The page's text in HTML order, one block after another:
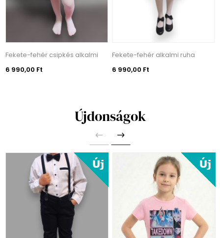
Fekete-fehér csipkés alkalmi
6 990,00 Ft
Fekete-fehér alkalmi ruha
6 990,00 Ft
Újdonságok